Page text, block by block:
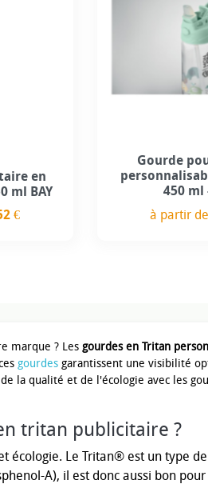
marque ? Les gourdes en Tritan
gourdesgarantissent une visibilité
la qualité et de l'écologie avec les
tritan publicitaire ?
écologie. Le Tritan® est un type de
A), il est donc aussi bon
en
ml BAY
€
Gourde
450 ml
à partir